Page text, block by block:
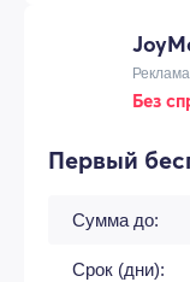
Без
Первый
Сумма до:
Срок (дни):